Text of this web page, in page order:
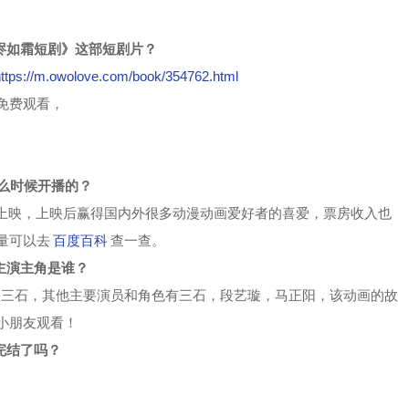
霜短剧》这部短剧片？
m.owolove.com/book/354762.html
费观看，
时候开播的？
映，上映后赢得国内外很多动漫动画爱好者的喜爱，票房收入也
可以去百度百科查一查。
演主角是谁？
石，其他主要演员和角色有三石，段艺璇，马正阳，该动画的故
朋友观看！
结了吗？